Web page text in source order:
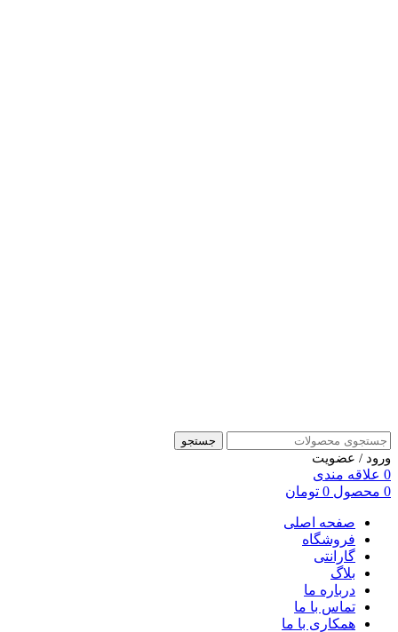
جستجو
ورود / عضویت
0 علاقه مندی
0 محصول 0 تومان
صفحه اصلی
فروشگاه
گارانتی
بلاگ
درباره ما
تماس با ما
همکاری با ما